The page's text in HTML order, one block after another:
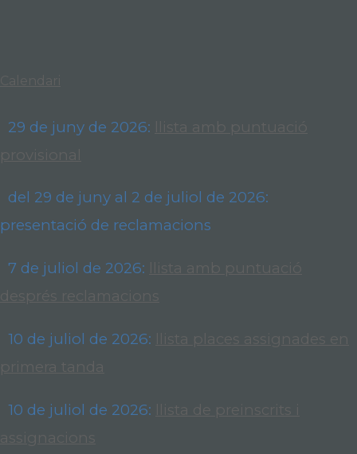
Calendari
29 de juny de 2026:
del 29 de juny al 2 de juliol de 2026:
presentació de reclamacions
7 de juliol de 2026:
després reclamacions
10 de juliol de 2026:
llista places assignades en
primera tanda
10 de juliol de 2026:
llista de preinscrits i